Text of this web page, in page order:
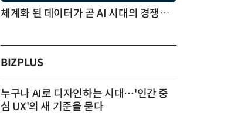
체계화 된 데이터가 곧 AI 시대의 경쟁력이다
BIZPLUS
누구나 AI로 디자인하는 시대…'인간 중
심 UX'의 새 기준을 묻다